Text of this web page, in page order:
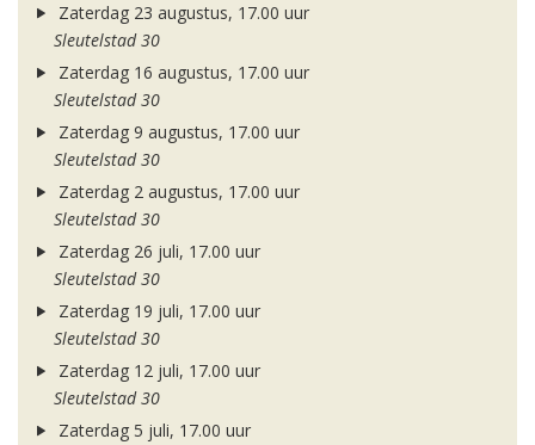
Zaterdag 23 augustus, 17.00 uur
Sleutelstad 30
Zaterdag 16 augustus, 17.00 uur
Sleutelstad 30
Zaterdag 9 augustus, 17.00 uur
Sleutelstad 30
Zaterdag 2 augustus, 17.00 uur
Sleutelstad 30
Zaterdag 26 juli, 17.00 uur
Sleutelstad 30
Zaterdag 19 juli, 17.00 uur
Sleutelstad 30
Zaterdag 12 juli, 17.00 uur
Sleutelstad 30
Zaterdag 5 juli, 17.00 uur